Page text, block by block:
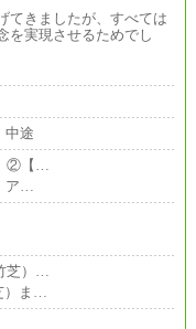
てきましたが、すべては
を実現させるためでし
中途
②【…
ア…
芝）…
）ま…